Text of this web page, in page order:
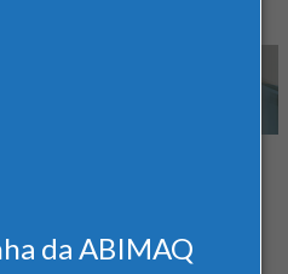
da ABIMAQ
-
Ginástica